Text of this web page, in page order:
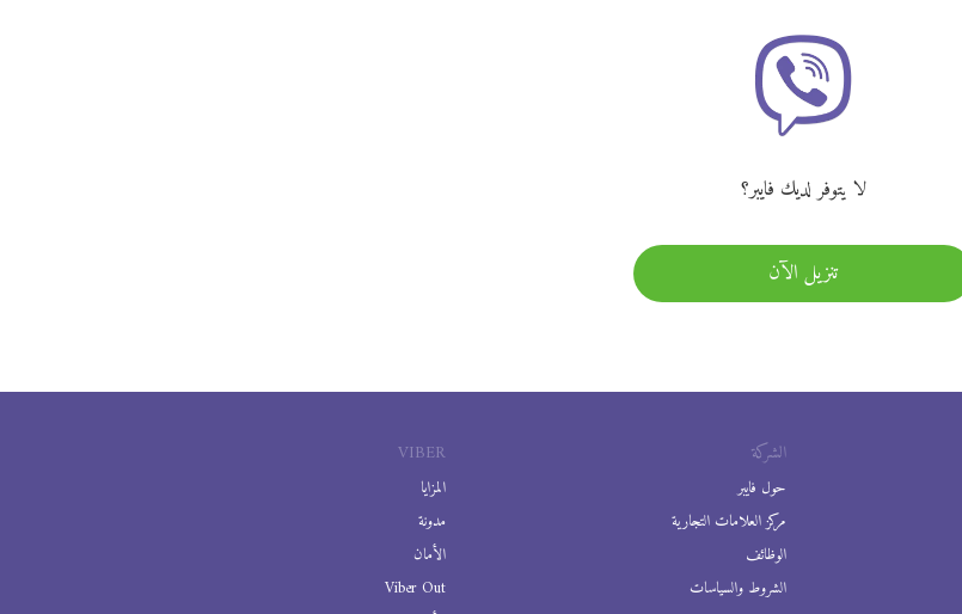
لا يتوفر لديك فايبر؟
تنزيل الآن
VIBER
المزايا
مدونة
الأمان
Viber Out
الشركة
حول فايبر
مركز العلامات التجارية
الوظائف
الشروط والسياسات